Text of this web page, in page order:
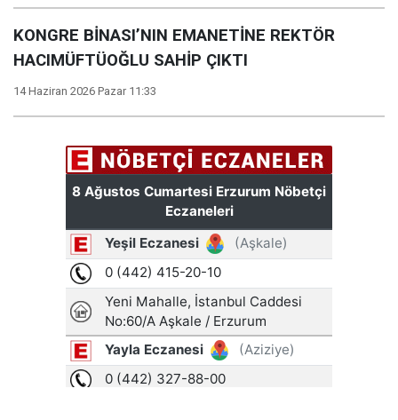
KONGRE BİNASI’NIN EMANETİNE REKTÖR
HACIMÜFTÜOĞLU SAHİP ÇIKTI
14 Haziran 2026 Pazar 11:33